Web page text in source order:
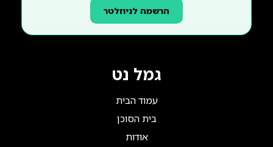
הרשמה לניוזלטר
גמל נט
עמוד הבית
בית הסוכן
אודות